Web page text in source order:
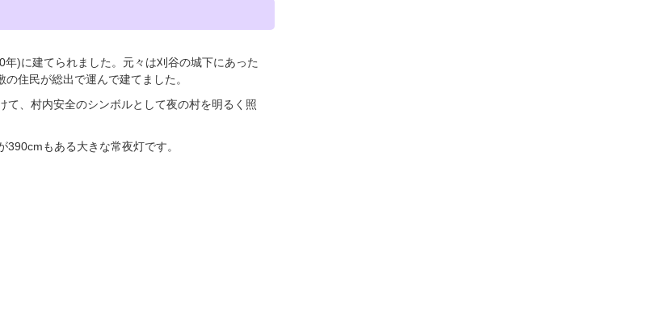
)に建てられました。元々は刈谷の城下にあった
住民が総出で運んで建てました。
て、村内安全のシンボルとして夜の村を明るく照
390cmもある大きな常夜灯です。